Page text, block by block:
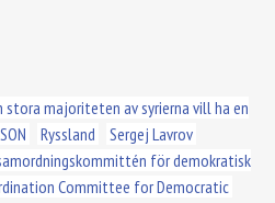
stora majoriteten av syrierna vill ha en
Ryssland
Sergej Lavrov
för demokratisk
Committee for Democratic